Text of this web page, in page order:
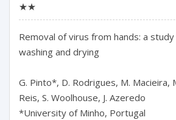
★★
Removal of virus from hands: a
washing and drying
G. Pinto*, D. Rodrigues, M. Macieira,
Reis, S. Woolhouse, J. Azeredo
*University of Minho, Portugal